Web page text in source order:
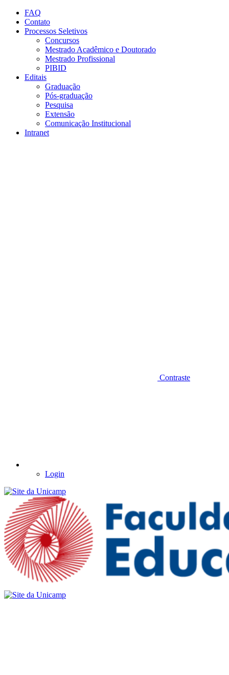
Conteúdo principal
FAQ
Contato
Processos Seletivos
Concursos
Mestrado Acadêmico e Doutorado
Mestrado Profissional
PIBID
Editais
Graduação
Pós-graduação
Pesquisa
Extensão
Comunicação Institucional
Intranet
Contraste
Login